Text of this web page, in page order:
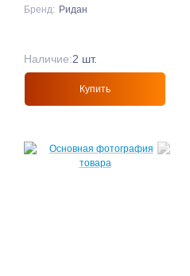
Бренд: Ридан
Наличие:2 шт.
Купить